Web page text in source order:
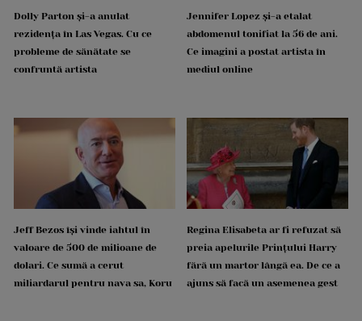
Dolly Parton și-a anulat
rezidența în Las Vegas. Cu ce
probleme de sănătate se
confruntă artista
Jennifer Lopez și-a etalat
abdomenul tonifiat la 56 de ani.
Ce imagini a postat artista în
mediul online
Jeff Bezos își vinde iahtul în
valoare de 500 de milioane de
dolari. Ce sumă a cerut
miliardarul pentru nava sa, Koru
Regina Elisabeta ar fi refuzat să
preia apelurile Prințului Harry
fără un martor lângă ea. De ce a
ajuns să facă un asemenea gest